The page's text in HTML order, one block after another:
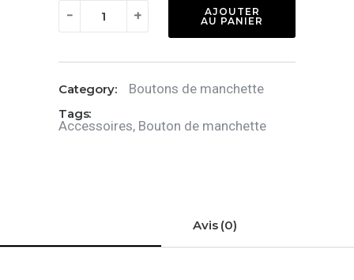
-
quantité
manchette
+
AJOUTER
AU PANIER
Category: Boutons de manchette
Tags:
Accessoires, Bouton de manchette
Avis (0)